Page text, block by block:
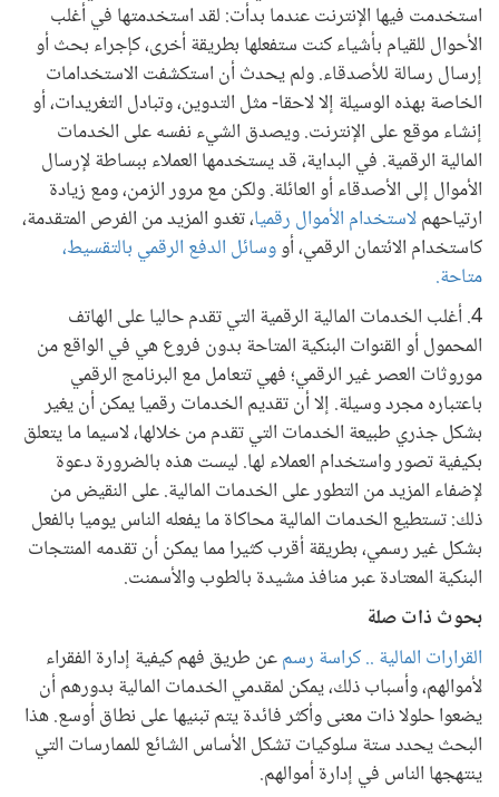
استخدمت فيها الإنترنت عندما بدأت: لقد استخدمتها في أغلب
الأحوال للقيام بأشياء كنت ستفعلها بطريقة أخرى، كإجراء بحث أو
إرسال رسالة للأصدقاء. ولم يحدث أن استكشفت الاستخدامات
الخاصة بهذه الوسيلة إلا لاحقا- مثل التدوين، وتبادل التغريدات، أو
إنشاء موقع على الإنترنت. ويصدق الشيء نفسه على الخدمات
المالية الرقمية. في البداية، قد يستخدمها العملاء ببساطة لإرسال
الأموال إلى الأصدقاء أو العائلة. ولكن مع مرور الزمن، ومع زيادة
ارتياحهملاستخدام الأموال رقميا، تغدو المزيد من الفرص المتقدمة،
كاستخدام الائتمان الرقمي، أووسائل الدفع الرقمي بالتقسيط،
متاحة.
4. أغلب الخدمات المالية الرقمية التي تقدم حاليا على الهاتف
المحمول أو القنوات البنكية المتاحة بدون فروع هي في الواقع من
موروثات العصر غير الرقمي؛ فهي تتعامل مع البرنامج الرقمي
باعتباره مجرد وسيلة. إلا أن تقديم الخدمات رقميا يمكن أن يغير
بشكل جذري طبيعة الخدمات التي تقدم من خلالها، لاسيما ما يتعلق
بكيفية تصور واستخدام العملاء لها. ليست هذه بالضرورة دعوة
لإضفاء المزيد من التطور على الخدمات المالية. على النقيض من
ذلك: تستطيع الخدمات المالية محاكاة ما يفعله الناس يوميا بالفعل
بشكل غير رسمي، بطريقة أقرب كثيرا مما يمكن أن تقدمه المنتجات
البنكية المعتادة عبر منافذ مشيدة بالطوب والأسمنت.
بحوث ذات صلة
القرارات المالية .. كراسة رسمعن طريق فهم كيفية إدارة الفقراء
لأموالهم، وأسباب ذلك، يمكن لمقدمي الخدمات المالية بدورهم أن
يضعوا حلولا ذات معنى وأكثر فائدة يتم تبنيها على نطاق أوسع. هذا
البحث يحدد ستة سلوكيات تشكل الأساس الشائع للممارسات التي
ينتهجها الناس في إدارة أموالهم.